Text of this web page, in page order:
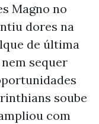
Magno no
dores na
de última
sequer
soube
com